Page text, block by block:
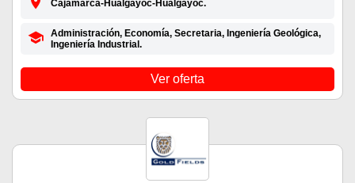
Cajamarca-Hualgayoc-Hualgayoc.
Administración, Economía, Secretaria, Ingeniería Geológica,
Ingeniería Industrial.
Ver oferta